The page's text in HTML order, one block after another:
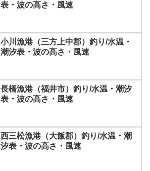
表・波の高さ・風速
小川漁港（三方上中郡）釣り/水温・
潮汐表・波の高さ・風速
長橋漁港（福井市）釣り/水温・潮汐
表・波の高さ・風速
西三松漁港（大飯郡）釣り/水温・潮
汐表・波の高さ・風速